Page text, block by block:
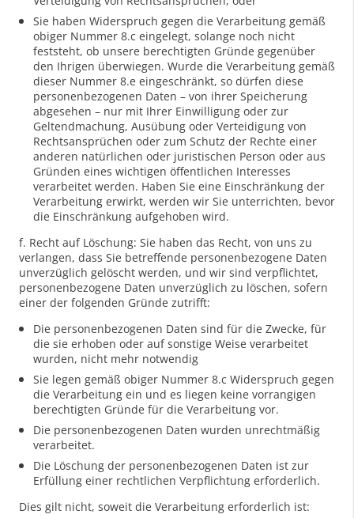
Sie haben Widerspruch gegen die Verarbeitung gemäß
obiger Nummer 8.c eingelegt, solange noch nicht
feststeht, ob unsere berechtigten Gründe gegenüber
den Ihrigen überwiegen. Wurde die Verarbeitung gemäß
dieser Nummer 8.e eingeschränkt, so dürfen diese
personenbezogenen Daten – von ihrer Speicherung
abgesehen – nur mit Ihrer Einwilligung oder zur
Geltendmachung, Ausübung oder Verteidigung von
Rechtsansprüchen oder zum Schutz der Rechte einer
anderen natürlichen oder juristischen Person oder aus
Gründen eines wichtigen öffentlichen Interesses
verarbeitet werden. Haben Sie eine Einschränkung der
Verarbeitung erwirkt, werden wir Sie unterrichten, bevor
die Einschränkung aufgehoben wird.
f. Recht auf Löschung: Sie haben das Recht, von uns zu
verlangen, dass Sie betreffende personenbezogene Daten
unverzüglich gelöscht werden, und wir sind verpflichtet,
personenbezogene Daten unverzüglich zu löschen, sofern
einer der folgenden Gründe zutrifft:
Die personenbezogenen Daten sind für die Zwecke, für
die sie erhoben oder auf sonstige Weise verarbeitet
wurden, nicht mehr notwendig
Sie legen gemäß obiger Nummer 8.c Widerspruch gegen
die Verarbeitung ein und es liegen keine vorrangigen
berechtigten Gründe für die Verarbeitung vor.
Die personenbezogenen Daten wurden unrechtmäßig
verarbeitet.
Die Löschung der personenbezogenen Daten ist zur
Erfüllung einer rechtlichen Verpflichtung erforderlich.
Dies gilt nicht, soweit die Verarbeitung erforderlich ist: